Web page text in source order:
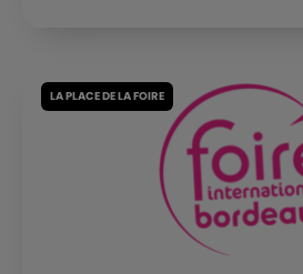
LA PLACE DE LA FOIRE